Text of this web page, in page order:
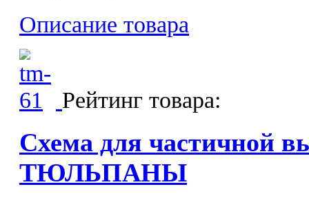
Описание товара
Рейтинг товара:
Схема для частичной
ТЮЛЬПАНЫ